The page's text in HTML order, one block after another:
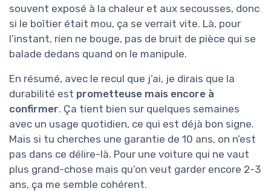
souvent exposé à la chaleur et aux secousses, donc
si le boîtier était mou, ça se verrait vite. Là, pour
l’instant, rien ne bouge, pas de bruit de pièce qui se
balade dedans quand on le manipule.
En résumé, avec le recul que j’ai, je dirais que la
durabilité est prometteuse mais encore à
confirmer. Ça tient bien sur quelques semaines
avec un usage quotidien, ce qui est déjà bon signe.
Mais si tu cherches une garantie de 10 ans, on n’est
pas dans ce délire-là. Pour une voiture qui ne vaut
plus grand-chose mais qu’on veut garder encore 2-3
ans, ça me semble cohérent.